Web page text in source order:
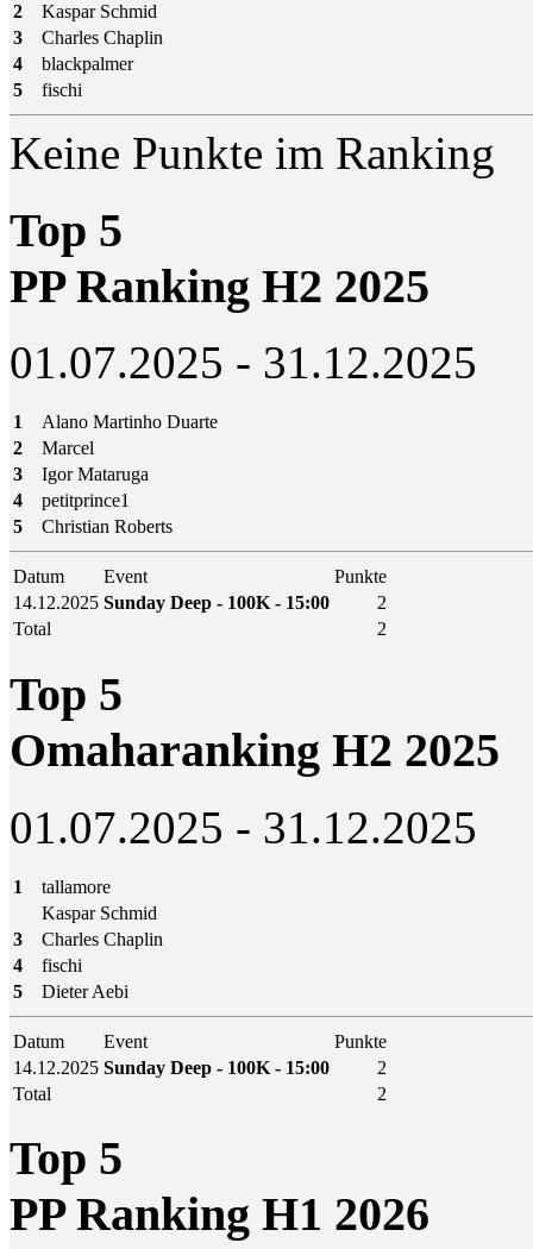
2
Kaspar Schmid
3
Charles Chaplin
4
blackpalmer
5
fischi
Keine Punkte im Ranking
Top 5
PP Ranking H2 2025
01.07.2025 - 31.12.2025
1
Alano Martinho Duarte
2
Marcel
3
Igor Mataruga
4
petitprince1
5
Christian Roberts
Datum Event
Punkte
14.12.2025 Sunday Deep - 100K - 15:00
2
Total
2
Top 5
Omaharanking H2 2025
01.07.2025 - 31.12.2025
1
tallamore
Kaspar Schmid
3
Charles Chaplin
4
fischi
5
Dieter Aebi
Datum Event
Punkte
14.12.2025 Sunday Deep - 100K - 15:00
2
Total
2
Top 5
PP Ranking H1 2026